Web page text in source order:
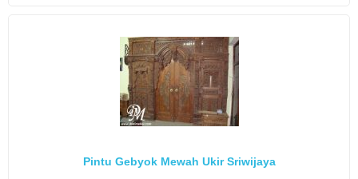
Pintu Gebyok Mewah Ukir Sriwijaya